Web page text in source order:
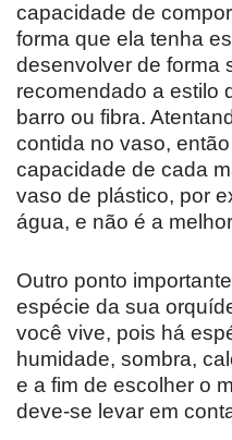
capacidade de
forma que ela tenha
desenvolver de forma
recomendado a estilo
barro ou fibra.
contida no vaso,
capacidade de cada
vaso de plástico, por
água, e não é a
Outro ponto
espécie da sua
você vive, pois há
humidade, sombra,
e a fim de escolher o
deve-se levar em